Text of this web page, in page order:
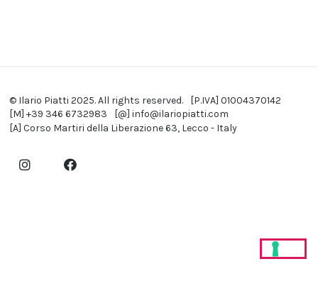
© Ilario Piatti 2025. All rights reserved.
[P.IVA] 01004370142
[M] +39 346 6732983
[@] info@ilariopiatti.com
[A] Corso Martiri della Liberazione 63, Lecco - Italy
InstagramFacebook